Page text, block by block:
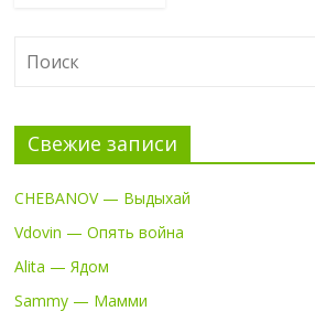
Свежие записи
CHEBANOV — Выдыхай
Vdovin — Опять война
Alita — Ядом
Sammy — Мамми